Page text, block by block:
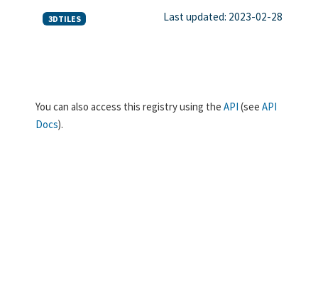
3DTILES Last updated: 2023-02-28
You can also access this registry using the API (see API
Docs).